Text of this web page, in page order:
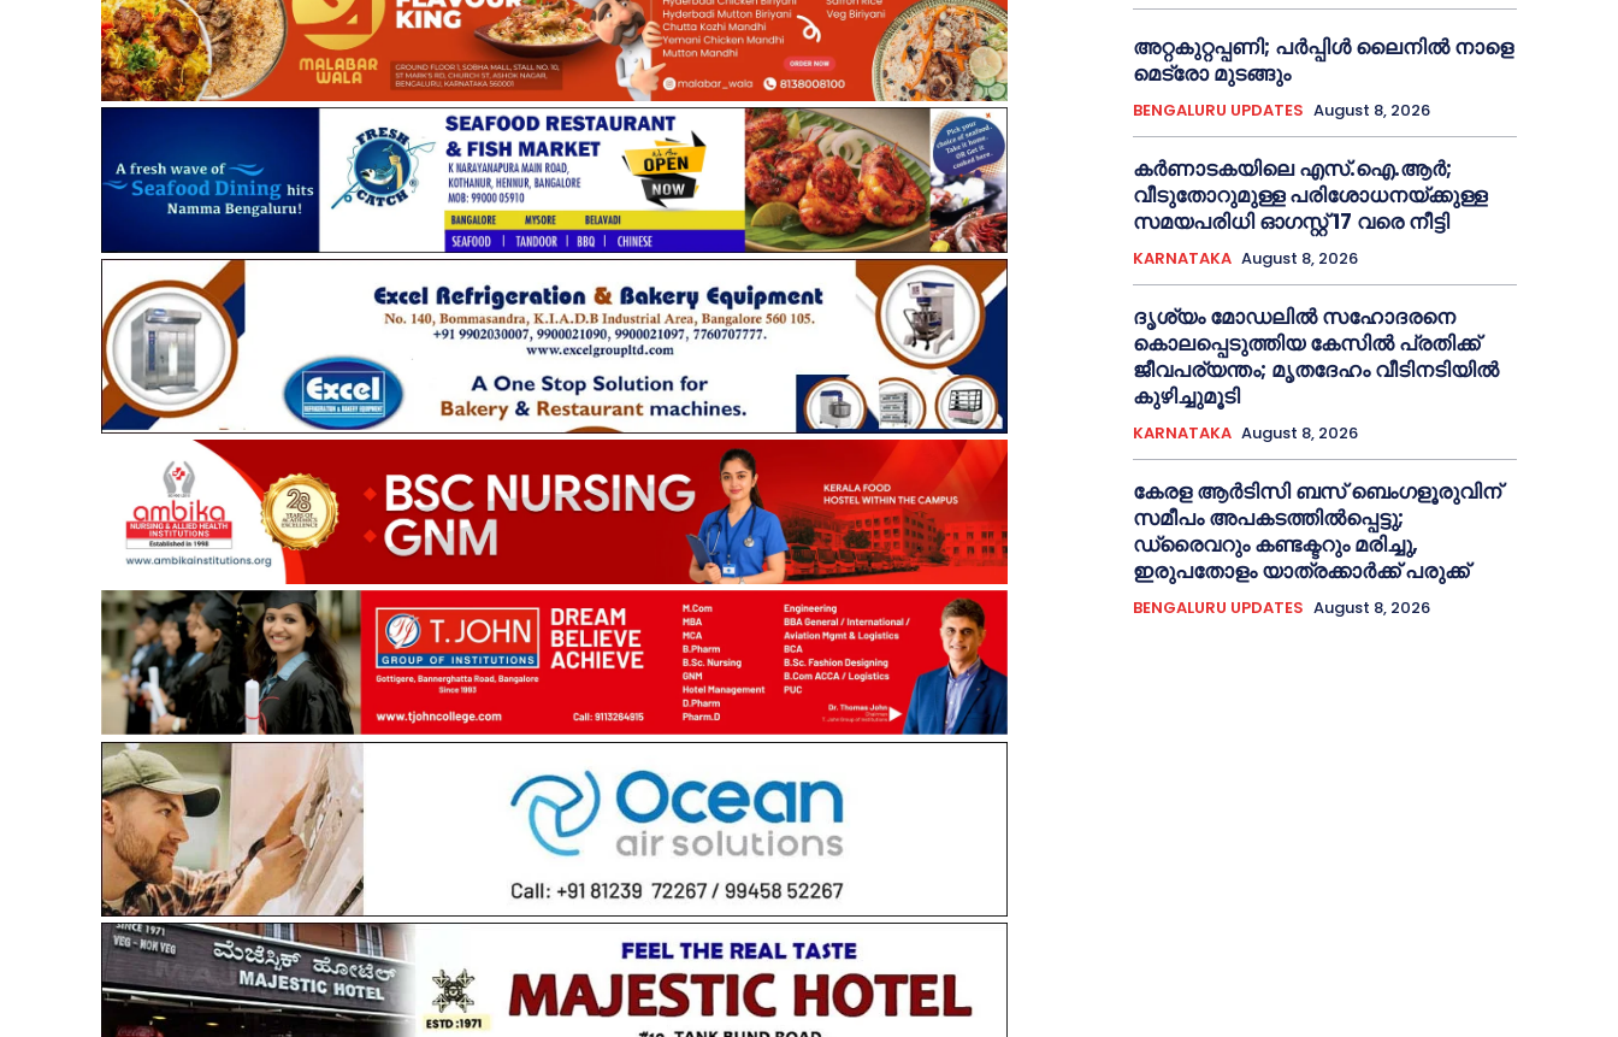
അറ്റകുറ്റപ്പണി; പർപ്പിൾ ലൈനില്‍ നാളെ
മെട്രോ മുടങ്ങും
BENGALURU UPDATES August 8, 2026
കർണാടകയിലെ എസ്.ഐ.ആർ;
വീടുതോറുമുള്ള പരിശോധനയ്ക്കുള്ള
സമയപരിധി ഓഗസ്റ്റ് 17 വരെ നീട്ടി
KARNATAKA August 8, 2026
ദൃശ്യം മോഡലിൽ സഹോദരനെ
കൊലപ്പെടുത്തിയ കേസിൽ പ്രതിക്ക്
ജീവപര്യന്തം; മൃതദേഹം വീടിനടിയിൽ
കുഴിച്ചുമൂടി
KARNATAKA August 8, 2026
കേരള ആർടിസി ബസ് ബെംഗളൂരുവിന്
സമീപം അപകടത്തിൽപ്പെട്ടു;
ഡ്രൈവറും കണ്ടക്ടറും മരിച്ചു,
ഇരുപതോളം യാത്രക്കാർക്ക് പരുക്ക്
BENGALURU UPDATES August 8, 2026